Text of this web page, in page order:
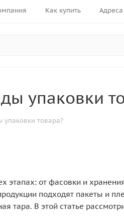
Как купить
упаковки
товара?
этапах: от фасовки и
подходят пакеты и
тара. В этой статье